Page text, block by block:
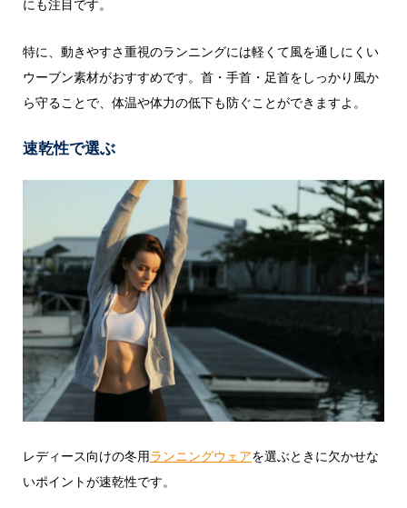
にも注目です。
特に、動きやすさ重視のランニングには軽くて風を通しにくい
ウーブン素材がおすすめです。首・手首・足首をしっかり風か
ら守ることで、体温や体力の低下も防ぐことができますよ。
速乾性で選ぶ
レディース向けの冬用ランニングウェアを選ぶときに欠かせな
いポイントが速乾性です。